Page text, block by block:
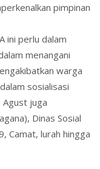
pimpinan
ini perlu dalam
menangani
warga
sosialisasi
juga
Dinas Sosial
Camat, lurah hingga